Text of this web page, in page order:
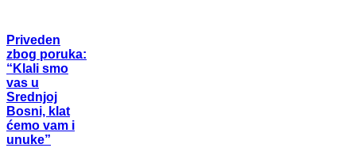
Priveden
zbog poruka:
“Klali smo
vas u
Srednjoj
Bosni, klat
ćemo vam i
unuke”